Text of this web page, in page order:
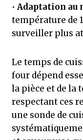
• Adaptation au
température de
surveiller plus
Le temps de
four dépend
la pièce et de la
respectant ces
une sonde de